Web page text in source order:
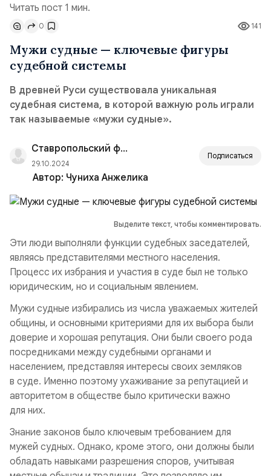
Читать пост 1 мин.
141
0
Мужи судные — ключевые фигуры
судебной системы
В древней Руси существовала уникальная
судебная система, в которой важную роль играли
так называемые «мужи судные».
Ставропольский филиал РАНХиГС
29.10.2024
Подписаться
Автор: Чуниха Анжелика
Выделите текст, чтобы комментировать.
Эти люди выполняли функции судебных заседателей,
являясь представителями местного населения.
Процесс их избрания и участия в суде был не только
юридическим, но и социальным явлением.
Мужи судные избирались из числа уважаемых жителей
общины, и основными критериями для их выбора были
доверие и хорошая репутация. Они были своего рода
посредниками между судебными органами и
населением, представляя интересы своих земляков
в суде. Именно поэтому ухаживание за репутацией и
авторитетом в обществе было критически важно
для них.
Знание законов было ключевым требованием для
мужей судных. Однако, кроме этого, они должны были
обладать навыками разрешения споров, учитывая